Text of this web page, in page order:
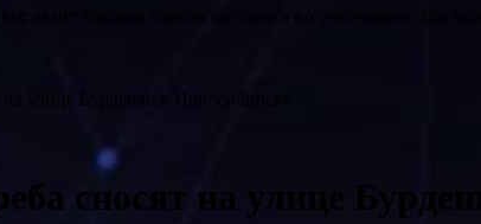
улице Бурденко в Новосибирске
сносят на улице